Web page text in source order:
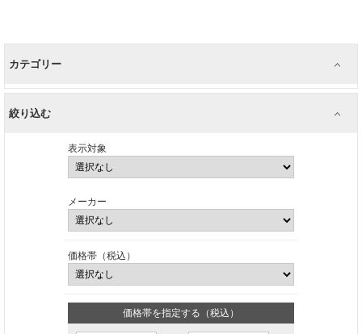
カテゴリー
絞り込む
表示対象
メーカー
価格帯（税込）
価格帯を指定する（税込）